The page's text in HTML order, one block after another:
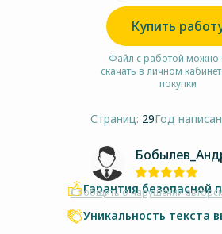
Купить
Файл с работой можно
скачать в личном
покупки
Страниц: 29Год
Сообщить о нарушении
Гарантия безопасной
Уникальность текста